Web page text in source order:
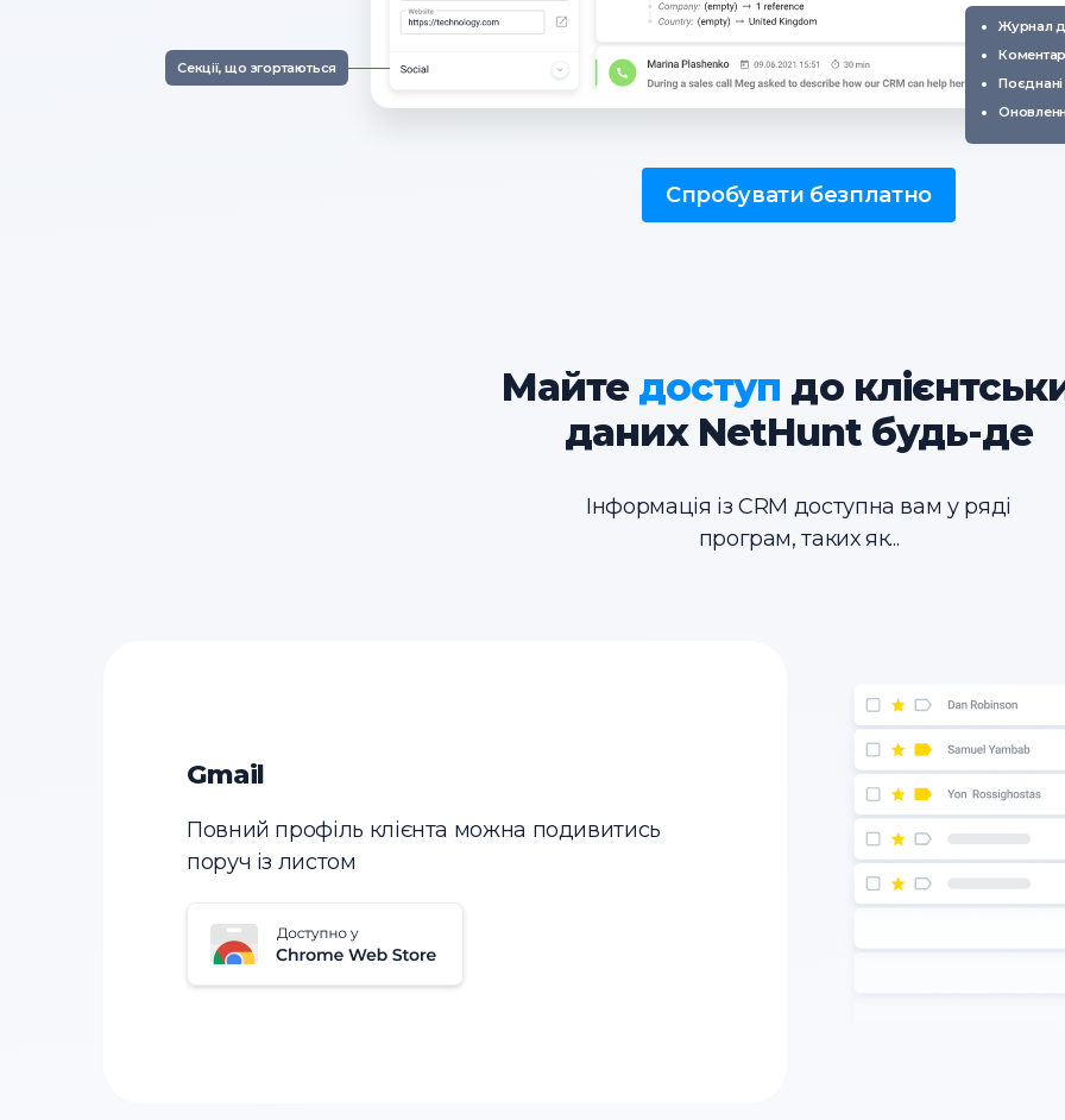
Секції, що згортаються
Журнал
Спробувати безплатно
Майте доступ до
даних NetHunt будь-де
Інформація із CRM доступна вам у ряді
програм, таких як...
Gmail
Повний профіль клієнта можна подивитись
поруч із листом